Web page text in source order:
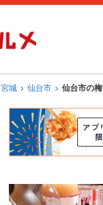
宮城 仙台市 仙台市の